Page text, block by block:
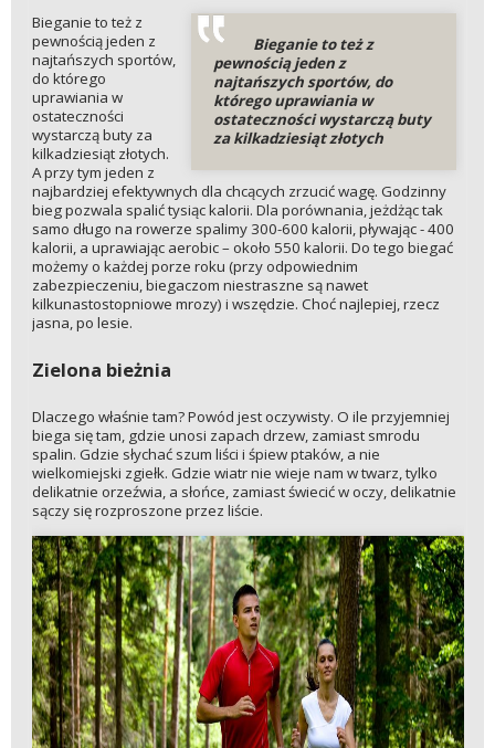
Bieganie to też z
pewnością jeden z
najtańszych sportów, do
którego uprawiania w
ostateczności wystarczą buty
za kilkadziesiąt złotych
Bieganie to też z
pewnością jeden z
najtańszych sportów,
do którego
uprawiania w
ostateczności
wystarczą buty za
kilkadziesiąt złotych.
A przy tym jeden z
najbardziej efektywnych dla chcących zrzucić wagę. Godzinny
bieg pozwala spalić tysiąc kalorii. Dla porównania, jeżdżąc tak
samo długo na rowerze spalimy 300-600 kalorii, pływając - 400
kalorii, a uprawiając aerobic – około 550 kalorii. Do tego biegać
możemy o każdej porze roku (przy odpowiednim
zabezpieczeniu, biegaczom niestraszne są nawet
kilkunastostopniowe mrozy) i wszędzie. Choć najlepiej, rzecz
jasna, po lesie.
Zielona bieżnia
Dlaczego właśnie tam? Powód jest oczywisty. O ile przyjemniej
biega się tam, gdzie unosi zapach drzew, zamiast smrodu
spalin. Gdzie słychać szum liści i śpiew ptaków, a nie
wielkomiejski zgiełk. Gdzie wiatr nie wieje nam w twarz, tylko
delikatnie orzeźwia, a słońce, zamiast świecić w oczy, delikatnie
sączy się rozproszone przez liście.